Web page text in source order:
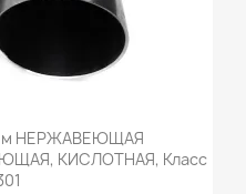
НЕРЖАВЕЮЩАЯ
КИСЛОТНАЯ, Класс